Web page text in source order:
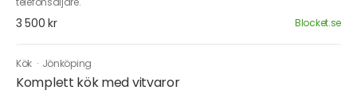
3 500 kr Blocket.se
Kök · Jönköping
Komplett kök med vitvaror